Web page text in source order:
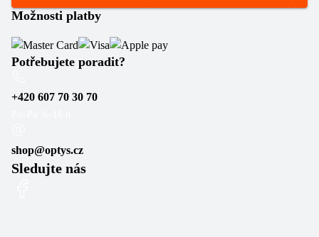
Možnosti platby
Potřebujete poradit?
+420 607 70 30 70
shop@optys.cz
Sledujte nás